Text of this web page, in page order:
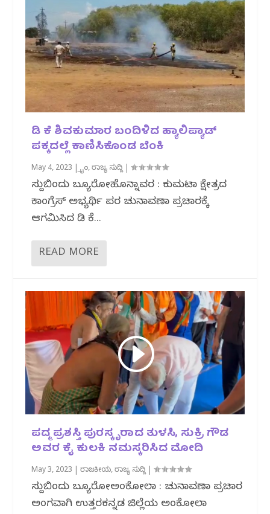
ಡಿ ಕೆ ಶಿವಕುಮಾರ ಬಂದಿಳಿದ ಹ್ಯಾಲಿಪ್ಯಾಡ್
ಪಕ್ಕದಲ್ಲೆ ಕಾಣಿಸಿಕೊಂಡ ಬೆಂಕಿ
May 4, 2023 |ಕ್ರೈಂ,ರಾಜ್ಯ ಸುದ್ದಿ |
ಸುದ್ದಿಬಿಂದು ಬ್ಯೂರೋಹೊನ್ನಾವರ : ಕುಮಟಾ ಕ್ಷೇತ್ರದ
ಕಾಂಗ್ರೆಸ್ ಅಭ್ಯರ್ಥಿ ಪರ ಚುನಾವಣಾ ಪ್ರಚಾರಕ್ಕೆ
ಆಗಮಿಸಿದ ಡಿ ಕೆ...
READ MORE
ಪದ್ಮ ಪ್ರಶಸ್ತಿ ಪುರಸ್ಕೃರಾದ ತುಳಸಿ,‌ ಸುಕ್ರಿ ಗೌಡ
ಅವರ ಕೈ ಕುಲಕಿ ನಮಸ್ಕರಿಸಿದ‌ ಮೋದಿ
May 3, 2023 |ರಾಜಕೀಯ,ರಾಜ್ಯ ಸುದ್ದಿ|
ಸುದ್ದಿಬಿಂದು ಬ್ಯೂರೋಅಂಕೋಲಾ :‌ ಚುನಾವಣಾ ಪ್ರಚಾರ
ಅಂಗವಾಗಿ ಉತ್ತರಕನ್ನಡ ಜಿಲ್ಲೆಯ ಅಂಕೋಲಾ